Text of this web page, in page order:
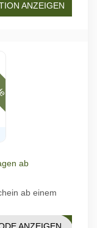
ANZEIGEN
ab
ab einem